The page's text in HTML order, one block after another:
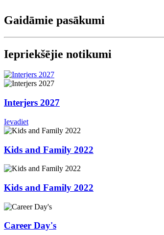
Gaidāmie pasākumi
Iepriekšējie notikumi
Interjers 2027
Ievadiet
Kids and Family 2022
Kids and Family 2022
Career Day's